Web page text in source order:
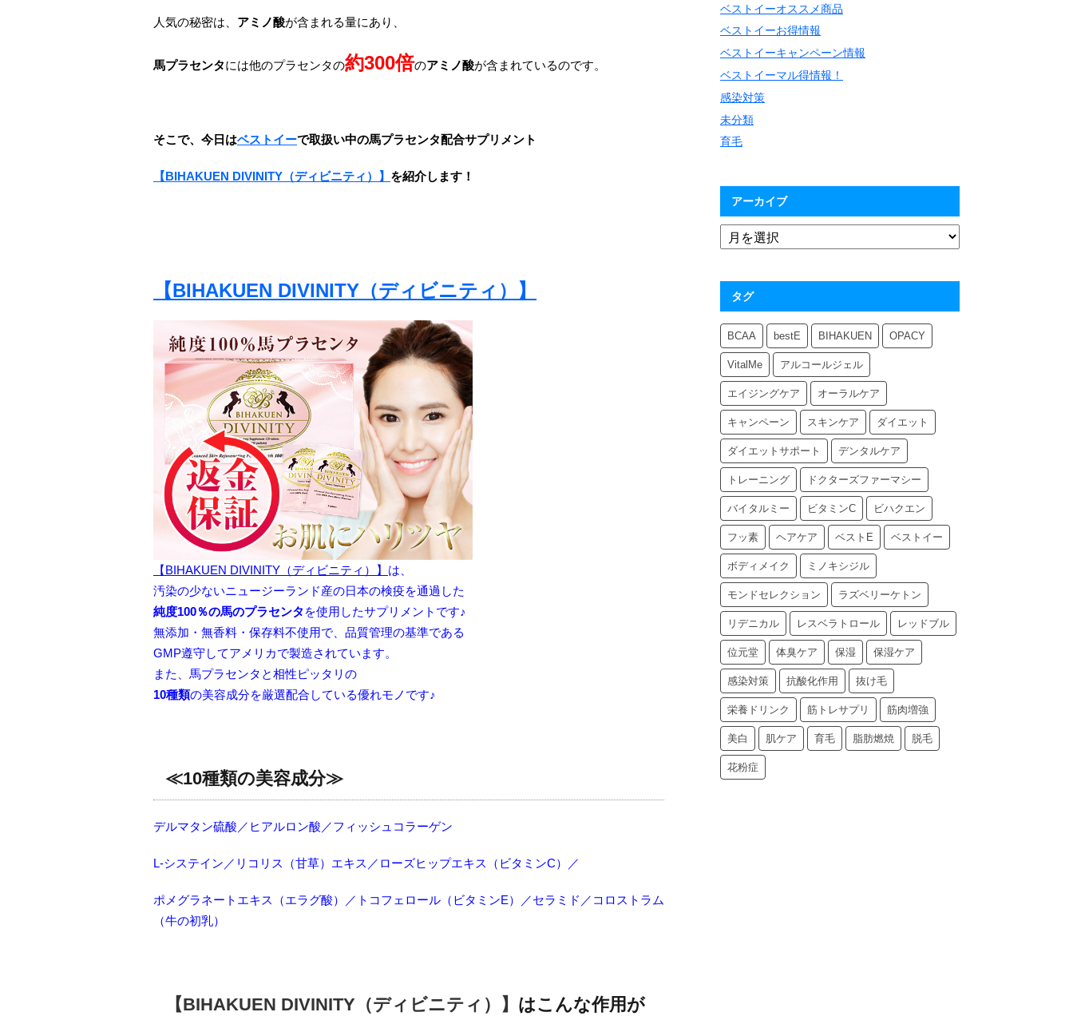
人気の秘密は、 アミノ酸が含まれる量にあり、
馬プラセンタには他のプラセンタの約300倍のアミノ酸が含まれているのです。
そこで、今日はベストイーで取扱い中の馬プラセンタ配合サプリメント
【BIHAKUEN DIVINITY（ディビニティ）】 を紹介します！
【BIHAKUEN DIVINITY（ディビニティ）】
【BIHAKUEN DIVINITY（ディビニティ）】 は、
汚染の少ないニュージーランド産の日本の検疫を通過した
純度100％の馬のプラセンタ を使用したサプリメントです♪
無添加・無香料・保存料不使用で、品質管理の基準である
GMP遵守してアメリカで製造されています。
また、馬プラセンタと相性ピッタリの
10種類の美容成分を厳選配合している優れモノです♪
≪10種類の美容成分≫
デルマタン硫酸／ヒアルロン酸／フィッシュコラーゲン
L-システイン／リコリス（甘草）エキス／ローズヒップエキス（ビタミンC）／
ポメグラネートエキス（エラグ酸）／トコフェロール（ビタミンE）／セラミド／コロストラム
（牛の初乳）
【BIHAKUEN DIVINITY（ディビニティ）】 はこんな作用が
ベストイーオススメ商品
ベストイーお得情報
ベストイーキャンペーン情報
ベストイーマル得情報！
感染対策
未分類
育毛
アーカイブ
タグ
BCAA bestE BIHAKUEN OPACY
VitalMe アルコールジェル
エイジングケア オーラルケア
キャンペーン スキンケア ダイエット
ダイエットサポート デンタルケア
トレーニング ドクターズファーマシー
バイタルミー ビタミンC ビハクエン
フッ素 ヘアケア ベストE ベストイー
ボディメイク ミノキシジル
モンドセレクション ラズベリーケトン
リデニカル レスベラトロール レッドブル
位元堂 体臭ケア 保湿 保湿ケア
感染対策 抗酸化作用 抜け毛
栄養ドリンク 筋トレサプリ 筋肉増強
美白 肌ケア 育毛 脂肪燃焼 脱毛
花粉症